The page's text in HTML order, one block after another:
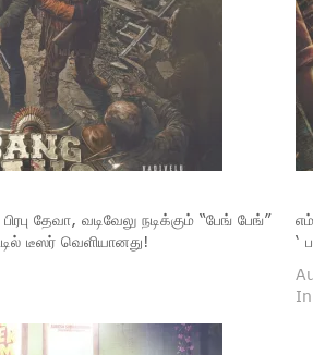
தேவா, வடிவேலு நடிக்கும் “பேங் பேங்”
டீஸர் வெளியானது!
‘